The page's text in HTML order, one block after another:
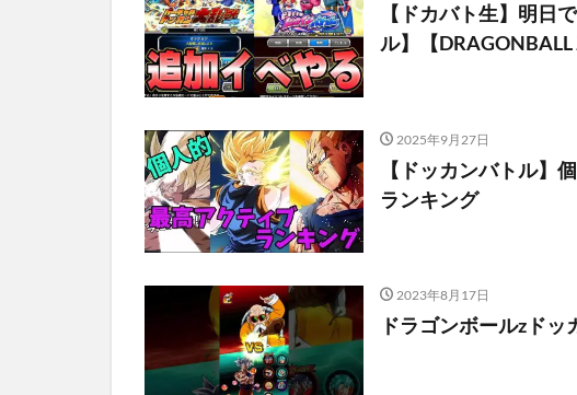
【ドカバト生】明日
ル】【DRAGONBALL
2025年9月27日
【ドッカンバトル】
ランキング
2023年8月17日
ドラゴンボールzドッ